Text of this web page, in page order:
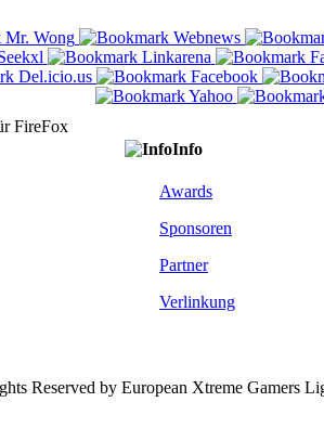
Info
Awards
Sponsoren
Partner
Verlinkung
Reserved by European Xtreme Gamers